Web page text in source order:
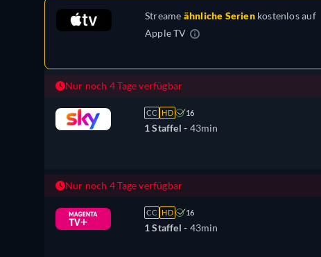
Streame ähnliche Serienkostenlos auf
Apple TV
Nur noch 4 Tage verfügbar
CC HD 16
1 Staffel - 43min
Nur noch 4 Tage verfügbar
CC HD 16
1 Staffel - 43min